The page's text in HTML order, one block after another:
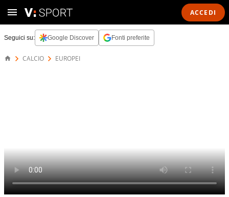
ACCEDI
Seguici su: Google Discover Fonti preferite
CALCIO EUROPEI